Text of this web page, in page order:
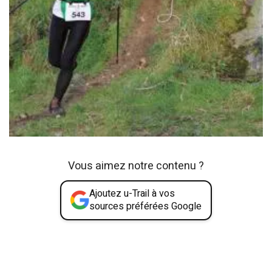
Vous aimez notre contenu ?
Ajoutez u-Trail à vos
sources préférées Google